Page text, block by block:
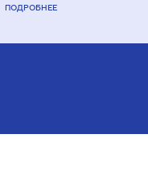
ПОДРОБНЕЕ